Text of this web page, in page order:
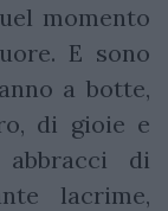
momento
E sono
a botte,
di gioie e
di
lacrime,